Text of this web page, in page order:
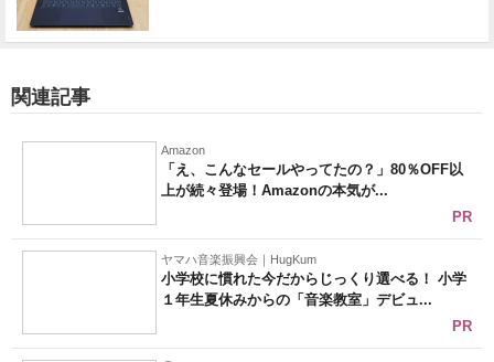
関連記事
Amazon
「え、こんなセールやってたの？」80％OFF以
上が続々登場！Amazonの本気が...
PR
ヤマハ音楽振興会｜HugKum
小学校に慣れた今だからじっくり選べる！ 小学
１年生夏休みからの「音楽教室」デビュ...
PR